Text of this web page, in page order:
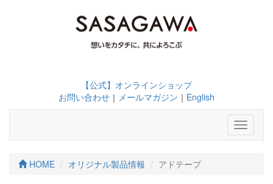
【公式】オンラインショップ
お問い合わせ ｜ メールマガジン ｜ English
Toggle
HOME オリジナル製品情報 アドテープ